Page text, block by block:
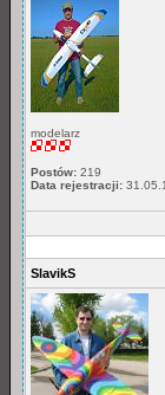
modelarz
Postów: 219
Data rejestracji:
SlavikS